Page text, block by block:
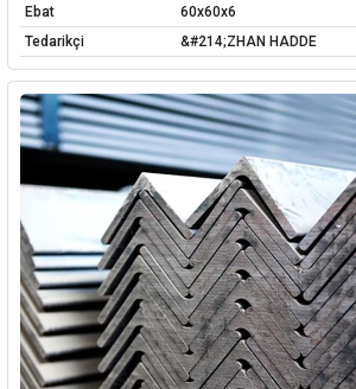
Ebat
60x60x6
Tedarikçi
&#214;ZHAN HADDE